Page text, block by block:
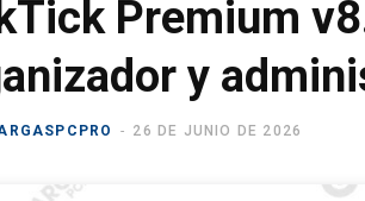
Premium
y
26 DE JUNIO DE 2026